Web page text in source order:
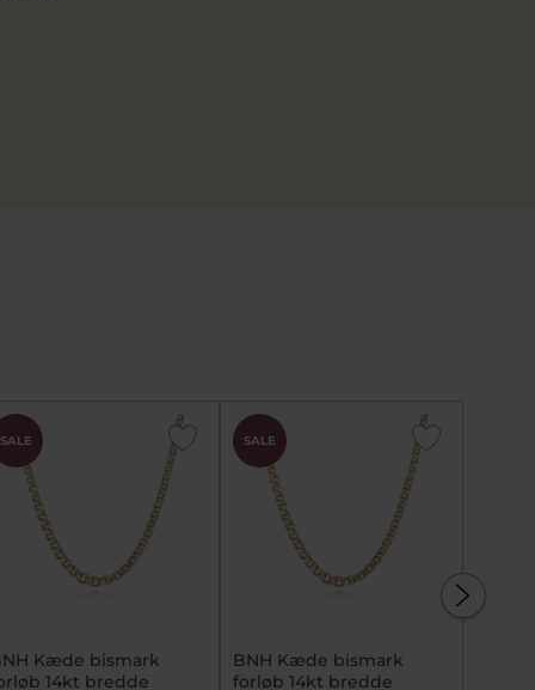
SALE
Kæde bismark
14kt bredde
SALE
BNH Kæde bismark
forløb 14kt bredde